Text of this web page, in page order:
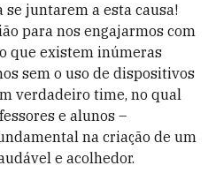
se juntarem a esta causa!
para nos engajarmos com
que existem inúmeras
sem o uso de dispositivos
verdadeiro time, no qual
e alunos –
na criação de um
e acolhedor.